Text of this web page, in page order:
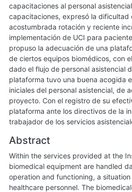
capacitaciones al personal
capacitaciones, expresó la dificultad
acostumbrada rotación y reciente
implementación de UCI para
propuso la adecuación de una
de ciertos equipos biomédicos, con
dado el flujo de personal asistencial
plataforma tuvo una buena acogida
iniciales del personal asistencial, de
proyecto. Con el registro de su
plataforma ante los directivos de la
trabajador de los servicios
Abstract
Within the services provided at the
biomedical equipment are handled
operation and functioning, a
healthcare personnel. The